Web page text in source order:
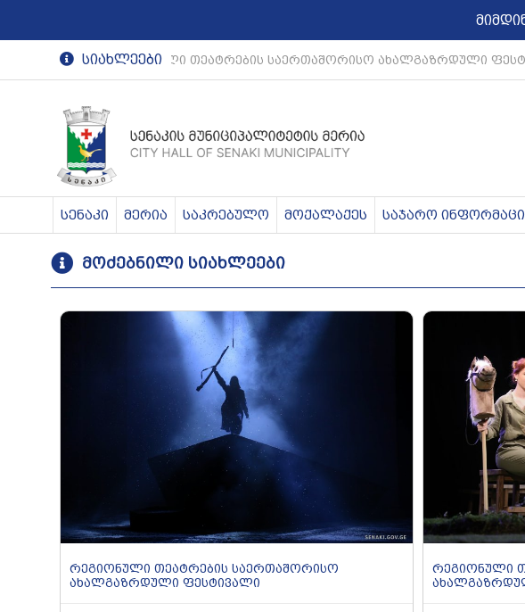
სიახლეები
რეგიონული თეატრების საერთაშორისო ახალგაზრდული
სენაკი მერია საკრებულო მოქალაქეს საჯარო
მოძებნილი სიახლეები
რეგიონული თეატრების საერთაშორისო
ახალგაზრდული ფესტივალი
რეგიონული